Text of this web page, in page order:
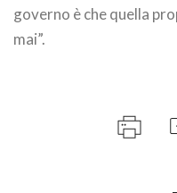
governo è che quella
mai”.